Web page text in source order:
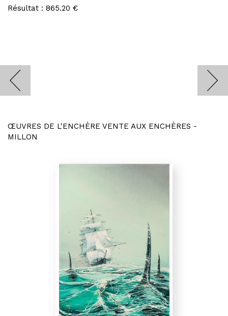
Résultat : 865.20 €
ŒUVRES DE L'ENCHÈRE VENTE AUX ENCHÈRES -
MILLON